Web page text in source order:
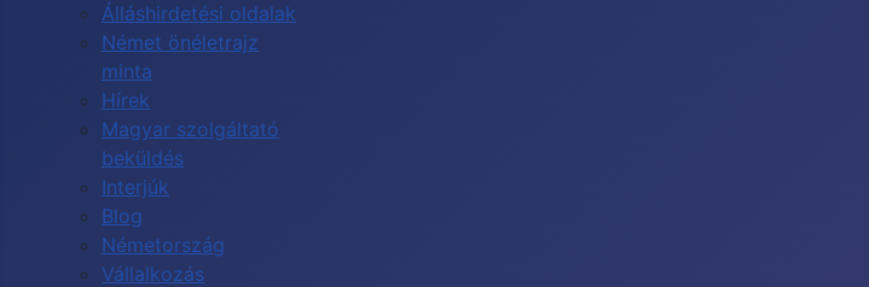
Álláshirdetési oldalak
Német önéletrajz
minta
Hírek
Magyar szolgáltató
beküldés
Interjúk
Blog
Németország
Vállalkozás